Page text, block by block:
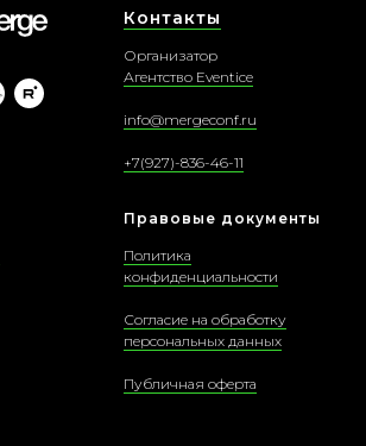
Контакты
Организатор
Агентство Eventice
info@mergeconf.ru
+7(927)-836-46-11
Правовые документы
Политика
конфиденциальности
Согласие на обработку
персональных данных
Публичная оферта